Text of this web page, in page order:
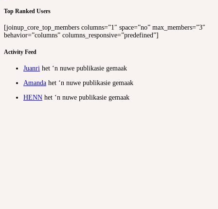
Top Ranked Users
[joinup_core_top_members columns=”1″ space=”no” max_members=”3″
behavior=”columns” columns_responsive=”predefined”]
Activity Feed
Juanri het ‘n nuwe publikasie gemaak
Amanda het ‘n nuwe publikasie gemaak
HENN het ‘n nuwe publikasie gemaak